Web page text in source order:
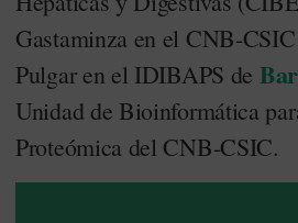
Gastaminza en el CNB-
Pulgar en el IDIBAPS de
Unidad de Bioinformática
Proteómica del CNB-CSIC.